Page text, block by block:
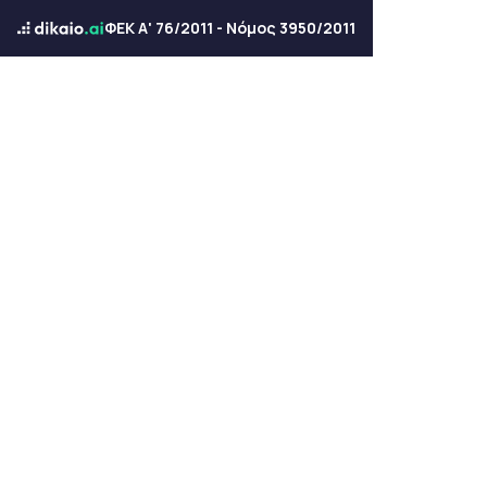
ΦΕΚ Α' 76/2011 - Νόμος 3950/2011